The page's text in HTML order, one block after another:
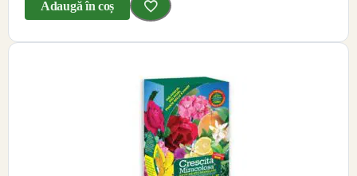
Adaugă în coș